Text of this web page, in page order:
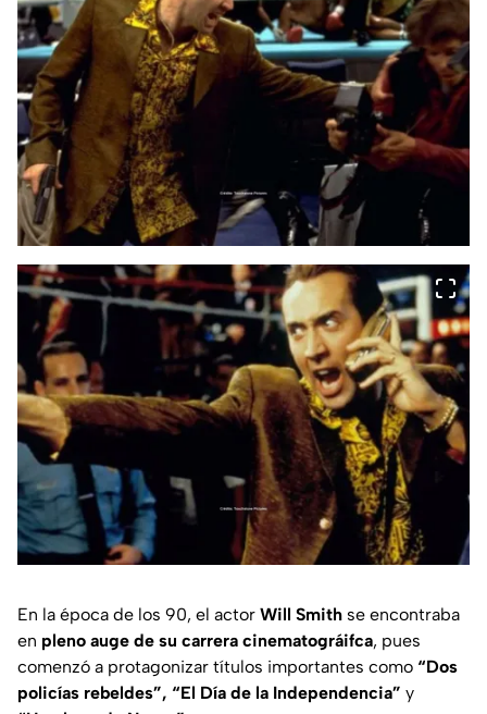
En la época de los 90, el actor Will Smith se encontraba
en pleno auge de su carrera cinematográifca, pues
comenzó a protagonizar títulos importantes como “Dos
policías rebeldes”, “El Día de la Independencia” y